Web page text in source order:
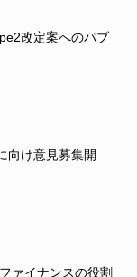
改定案へのパブ
向け意見募集開
ァイナンスの役割